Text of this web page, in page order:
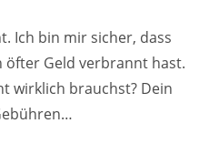
Ich bin mir sicher, dass
öfter Geld verbrannt hast.
wirklich brauchst? Dein